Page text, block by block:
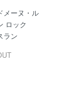
メーヌ・ル
ロック
ラン